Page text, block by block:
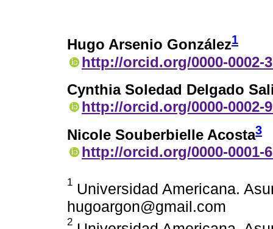
Hugo Arsenio González1
http://orcid.org/0000-0002-
Cynthia Soledad Delgado
http://orcid.org/0000-0002-
Nicole Souberbielle Acosta3
http://orcid.org/0000-0001-
1 Universidad Americana.
hugoargon@gmail.com
2